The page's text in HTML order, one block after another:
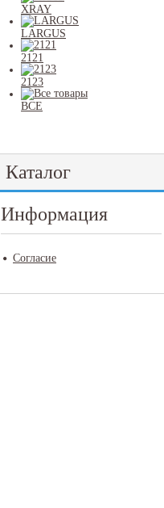
XRAY
LARGUS
2121
2123
ВСЕ
Каталог
Информация
Согласие